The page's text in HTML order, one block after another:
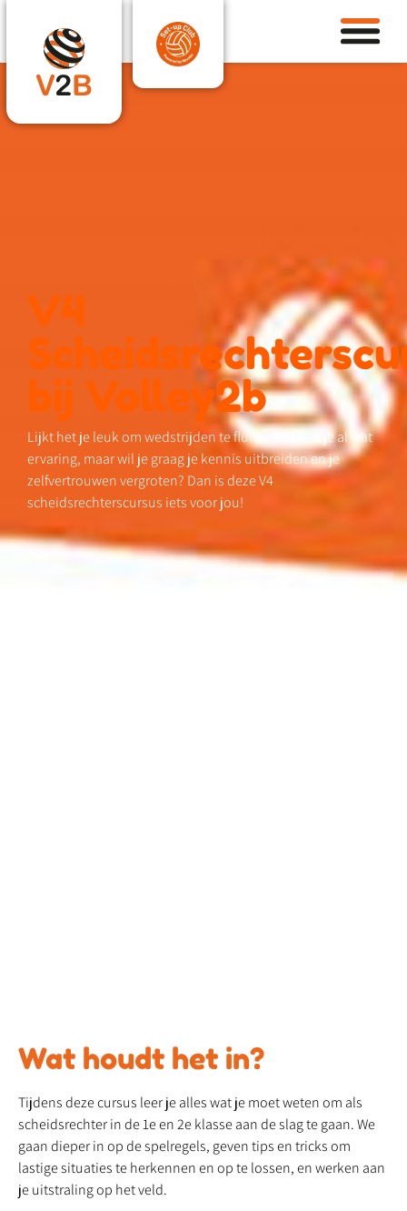
V4
bij Volley2b
Lijkthet je leuk om wedstrijden te fluiten? Of heb je al wat
ervaring, maar wil je graag je kennis uitbreiden en je
zelfvertrouwen vergroten? Dan is deze V4
scheidsrechterscursus iets voor jou!
Wat houdt het in?
Tijdens deze cursus leer je alles wat je moet weten om als
scheidsrechter in de 1e en 2e klasse aan de slag te gaan. We
gaan dieper in op de spelregels, geven tips en tricks om
lastige situaties te herkennen en op te lossen, en werken aan
je uitstraling op het veld.